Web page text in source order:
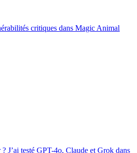
critiques dans Magic Animal
J’ai testé GPT-4o, Claude et Grok dans